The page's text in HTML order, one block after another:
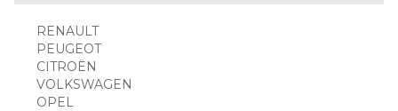
RENAULT
PEUGEOT
CITROËN
VOLKSWAGEN
OPEL